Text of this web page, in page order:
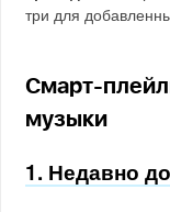
три для
Смарт-
музыки
1. Недавно